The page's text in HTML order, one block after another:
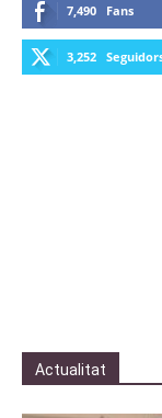
7,490 Fans
3,252
Actualitat